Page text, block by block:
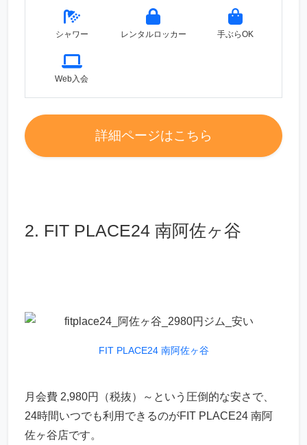
シャワー レンタルロッカー 手ぶらOK
Web入会
詳細ページはこちら
2. FIT PLACE24 南阿佐ヶ谷
FIT PLACE24 南阿佐ヶ谷
月会費 2,980円（税抜）～という圧倒的な安さで、
24時間いつでも利用できるのがFIT PLACE24 南阿
佐ヶ谷店です。